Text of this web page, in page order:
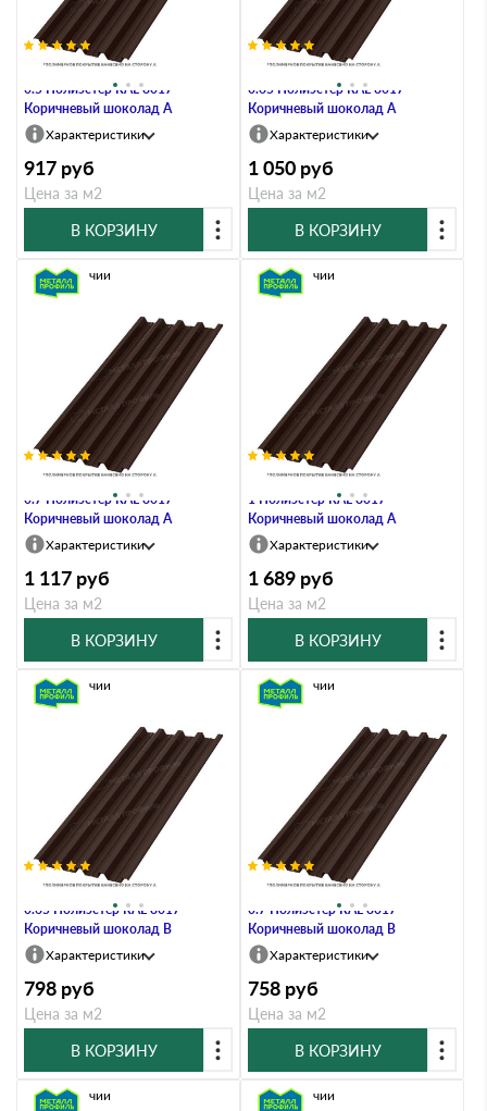
Профлист Металл Профиль Н60
0.5 Полиэстер RAL 8017
Коричневый шоколад A
Характеристики
917 руб
Цена за м2
В КОРЗИНУ
Профлист Металл Профиль Н60
0.65 Полиэстер RAL 8017
Коричневый шоколад A
Характеристики
1 050 руб
Цена за м2
В КОРЗИНУ
Профлист Металл Профиль Н60
0.7 Полиэстер RAL 8017
Коричневый шоколад A
В наличии
Характеристики
1 117 руб
Цена за м2
В КОРЗИНУ
Профлист Металл Профиль Н60
1 Полиэстер RAL 8017
Коричневый шоколад A
В наличии
Характеристики
1 689 руб
Цена за м2
В КОРЗИНУ
Профлист Металл Профиль Н60
0.65 Полиэстер RAL 8017
Коричневый шоколад B
В наличии
Характеристики
798 руб
Цена за м2
В КОРЗИНУ
Профлист Металл Профиль Н60
0.7 Полиэстер RAL 8017
Коричневый шоколад B
В наличии
Характеристики
758 руб
Цена за м2
В КОРЗИНУ
В наличии В наличии